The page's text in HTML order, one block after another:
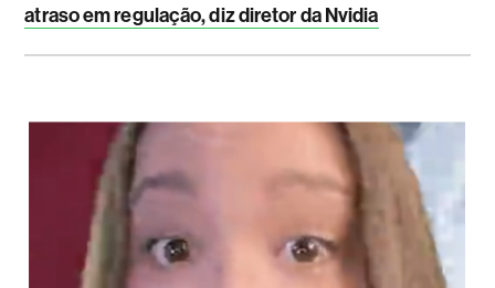
atraso em regulação, diz diretor da Nvidia